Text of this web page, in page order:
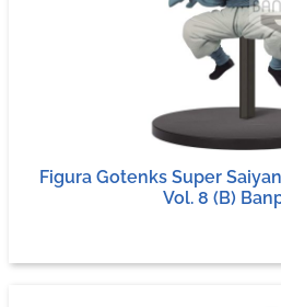
Figura Gotenks Super
Vol. 8 (B)